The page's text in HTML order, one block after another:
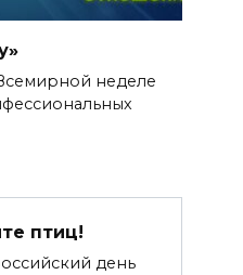
неделе
птиц!
день